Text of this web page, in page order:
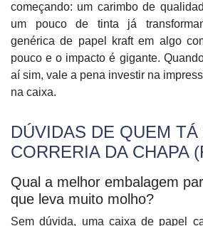
começando: um carimbo de
um pouco de tinta já
genérica de papel kraft em algo
pouco e o impacto é gigante.
aí sim, vale a pena investir na
na caixa.
DÚVIDAS DE QUEM TÁ
CORRERIA DA CHAPA
Qual a melhor embalagem
que leva muito molho?
Sem dúvida, uma caixa de papel